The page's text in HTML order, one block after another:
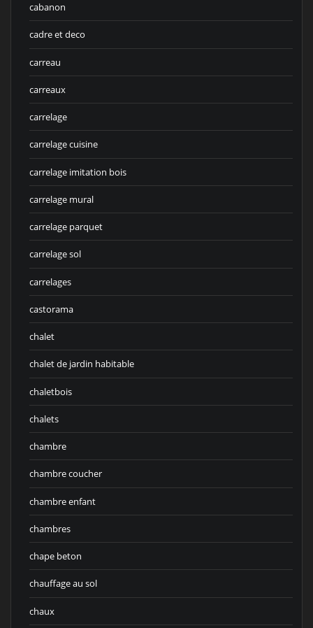
cabanon
cadre et deco
carreau
carreaux
carrelage
carrelage cuisine
carrelage imitation bois
carrelage mural
carrelage parquet
carrelage sol
carrelages
castorama
chalet
chalet de jardin habitable
chaletbois
chalets
chambre
chambre coucher
chambre enfant
chambres
chape beton
chauffage au sol
chaux